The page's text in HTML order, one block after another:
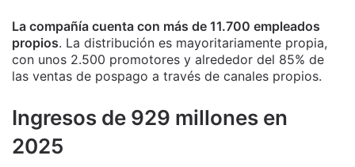
La compañía cuenta con más de 11.700 empleados
propios. La distribución es mayoritariamente propia,
con unos 2.500 promotores y alrededor del 85% de
las ventas de pospago a través de canales propios.
Ingresos de 929 millones en
2025